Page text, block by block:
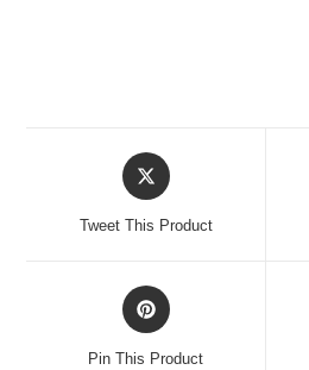
Tweet This Product
Pin This Product